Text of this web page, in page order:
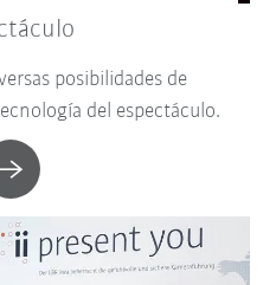
posibilidades de
del espectáculo.